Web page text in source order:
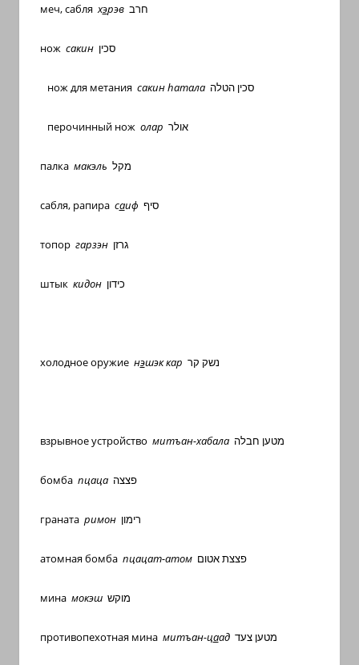
меч, сабляхэрэв חרב
нож сакин סכין
нож для метания сакинhатала סכין הטלה
перочинный нож олар אולר
палка макэль מקל
сабля, рапира саиф סיף
топор гарзэн גרזן
штык кидон כידון
холодное оружие нэшэк кар נשק קר
взрывное устройство митъан-хабала מטען חבלה
бомба пцаца פצצה
граната римон רימון
атомная бомба пцацат-атом פצצת אטום
мина мокэш מוקש
противопехотная мина митъан-цаад מטען צעד